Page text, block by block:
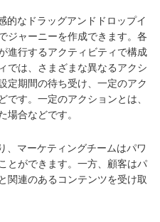
的なドラッグアンドドロップイ
ジャーニーを作成できます。各
進行するアクティビティで構成
では、さまざまな異なるアクシ
定期間の待ち受け、一定のアク
です。一定のアクションとは、
場合などです。
マーケティングチームはパワ
とができます。一方、顧客はパ
関連のあるコンテンツを受け取